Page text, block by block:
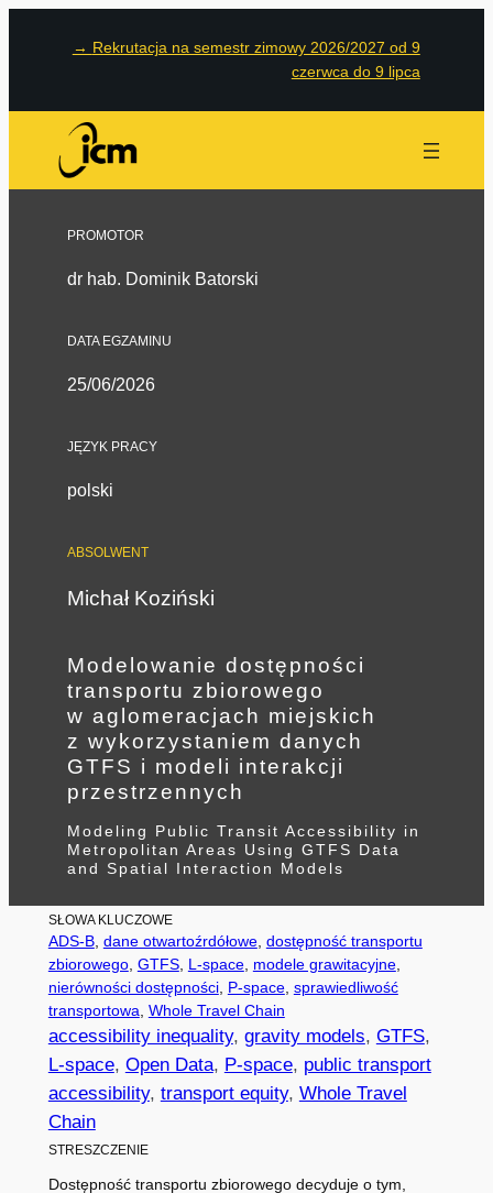
→ Rekrutacja na semestr zimowy 2026/2027 od 9
czerwca do 9 lipca
PROMOTOR
dr hab. Dominik Batorski
DATA EGZAMINU
25/06/2026
JĘZYK PRACY
polski
ABSOLWENT
Michał Koziński
Modelowanie dostępności
transportu zbiorowego
w aglomeracjach miejskich
z wykorzystaniem danych
GTFS i modeli interakcji
przestrzennych
Modeling Public Transit Accessibility in
Metropolitan Areas Using GTFS Data
and Spatial Interaction Models
SŁOWA KLUCZOWE
ADS-B, dane otwartoźrdółowe, dostępność transportu
zbiorowego, GTFS, L-space, modele grawitacyjne
nierówności dostępności, P-space, sprawiedliwość
transportowa Whole Travel Chain
accessibility inequality, gravity models, GTFS
L-space, Open Data, P-space, public transport
accessibility, transport equity, Whole Travel
Chain
STRESZCZENIE
Dostępność transportu zbiorowego decyduje o tym,